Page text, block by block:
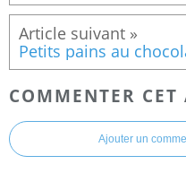
Petits pains au
COMMENTER CET
Ajouter un